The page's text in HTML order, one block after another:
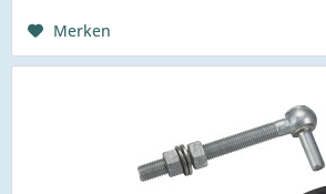
Merken